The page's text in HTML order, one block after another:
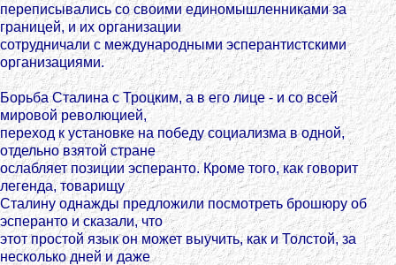
переписывались со своими единомышленниками за
границей, и их организации
сотрудничали с международными эсперантистскими
организациями.
Борьба Сталина с Троцким, а в его лице - и со всей
мировой революцией,
переход к установке на победу социализма в одной,
отдельно взятой стране
ослабляет позиции эсперанто. Кроме того, как говорит
легенда, товарищу
Сталину однажды предложили посмотреть брошюру об
эсперанто и сказали, что
этот простой язык он может выучить, как и Толстой, за
несколько дней и даже